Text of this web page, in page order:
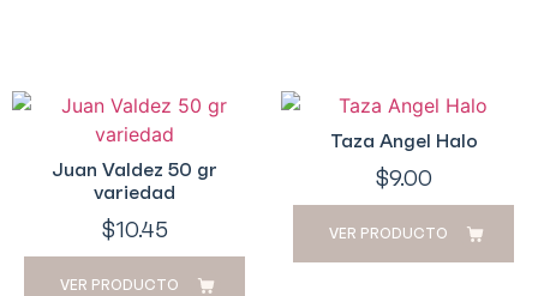
Juan Valdez 50 gr
variedad
$10.45
VER PRODUCTO
Taza Angel Halo
$9.00
VER PRODUCTO